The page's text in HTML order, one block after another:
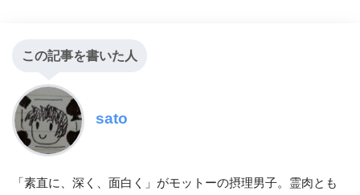
この記事を書いた人
sato
「素直に、深く、面白く」がモットーの摂理男子。霊肉とも